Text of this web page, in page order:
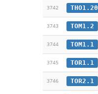
3742 THO1.20
3743 TOM1.2
3744 TOM1.1
3745 TOR1.1
3746 TOR2.1